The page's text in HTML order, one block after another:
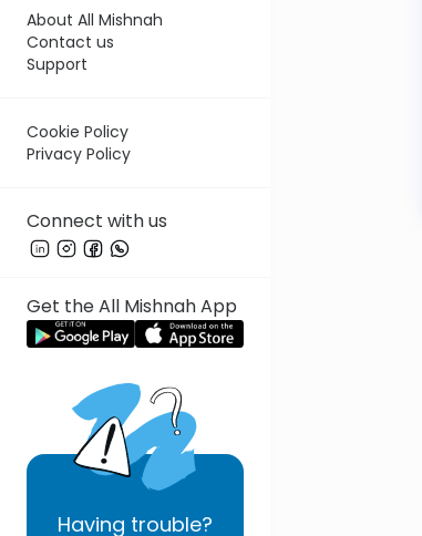
About All Mishnah
Contact us
Support
Cookie Policy
Privacy Policy
Connect with us
Get the All Mishnah App
Having trouble?